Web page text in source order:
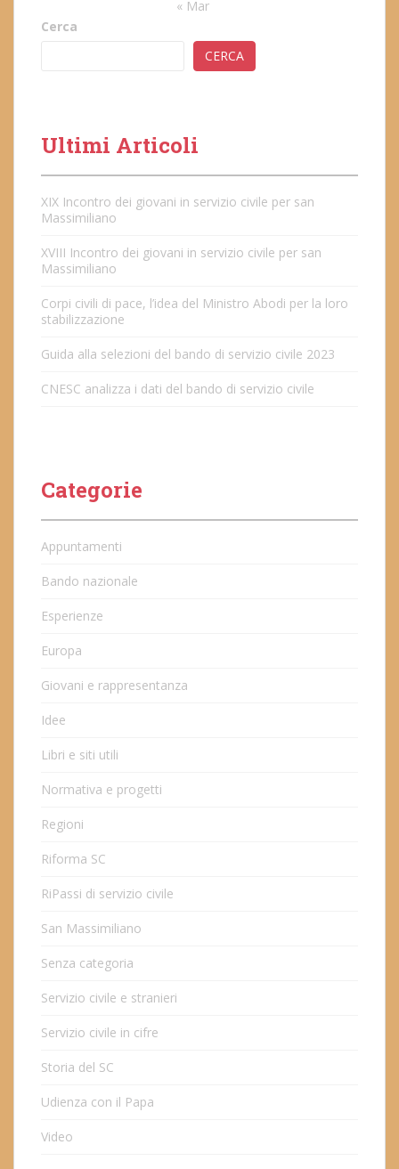
« Mar
Cerca
CERCA
Ultimi Articoli
XIX Incontro dei giovani in servizio civile per san
Massimiliano
XVIII Incontro dei giovani in servizio civile per san
Massimiliano
Corpi civili di pace, l’idea del Ministro Abodi per la loro
stabilizzazione
Guida alla selezioni del bando di servizio civile 2023
CNESC analizza i dati del bando di servizio civile
Categorie
Appuntamenti
Bando nazionale
Esperienze
Europa
Giovani e rappresentanza
Idee
Libri e siti utili
Normativa e progetti
Regioni
Riforma SC
RiPassi di servizio civile
San Massimiliano
Senza categoria
Servizio civile e stranieri
Servizio civile in cifre
Storia del SC
Udienza con il Papa
Video